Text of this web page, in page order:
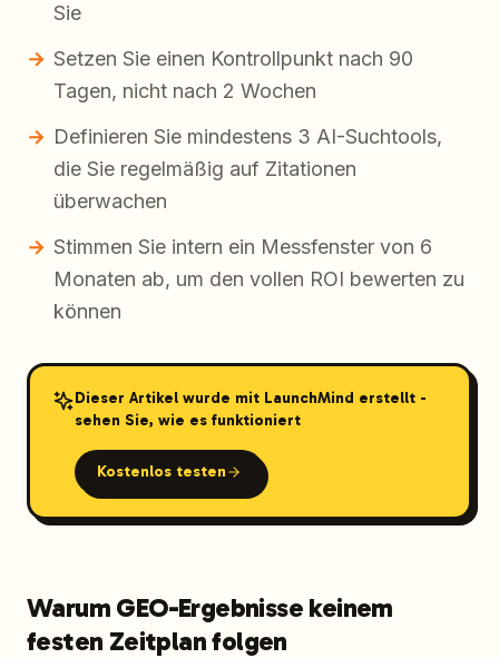
Sie
Setzen Sie einen Kontrollpunkt nach 90
Tagen, nicht nach 2 Wochen
Definieren Sie mindestens 3 AI-Suchtools,
die Sie regelmäßig auf Zitationen
überwachen
Stimmen Sie intern ein Messfenster von 6
Monaten ab, um den vollen ROI bewerten zu
können
Dieser Artikel wurde mit LaunchMind erstellt -
sehen Sie, wie es funktioniert
Kostenlos testen
Warum GEO-Ergebnisse keinem
festen Zeitplan folgen